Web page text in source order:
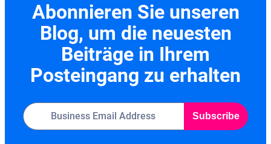
Abonnieren Sie unseren
Blog, um die neuesten
Beiträge in Ihrem
Posteingang zu erhalten
Subscribe